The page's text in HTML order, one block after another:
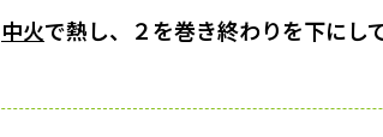
中火で熱し、２を巻き終わりを下にし